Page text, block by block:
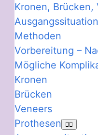
Kronen, Brücken,
Ausgangssituation
Methoden
Vorbereitung –
Mögliche
Kronen
Brücken
Veneers
Prothesen